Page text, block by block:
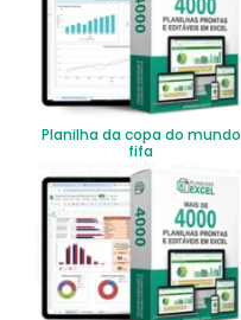
Planilha da copa do mundo
fifa